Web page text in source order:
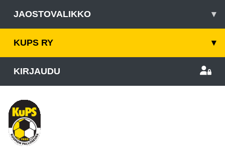
JAOSTOVALIKKO ▾
KUPS RY ▾
KIRJAUDU